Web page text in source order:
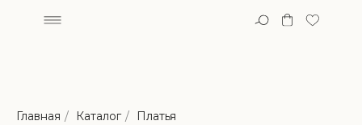
Главная / Каталог / Платья